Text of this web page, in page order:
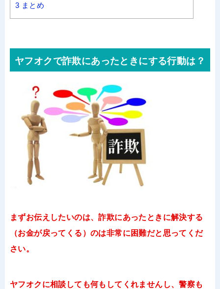
3 まとめ
ヤフオクで詐欺にあったときにする行動は？
まずお伝えしたいのは、詐欺にあったときに解決する
（お金が戻ってくる）のは非常に困難だと思ってくだ
さい。
ヤフオクに相談しても何もしてくれませんし、警察も